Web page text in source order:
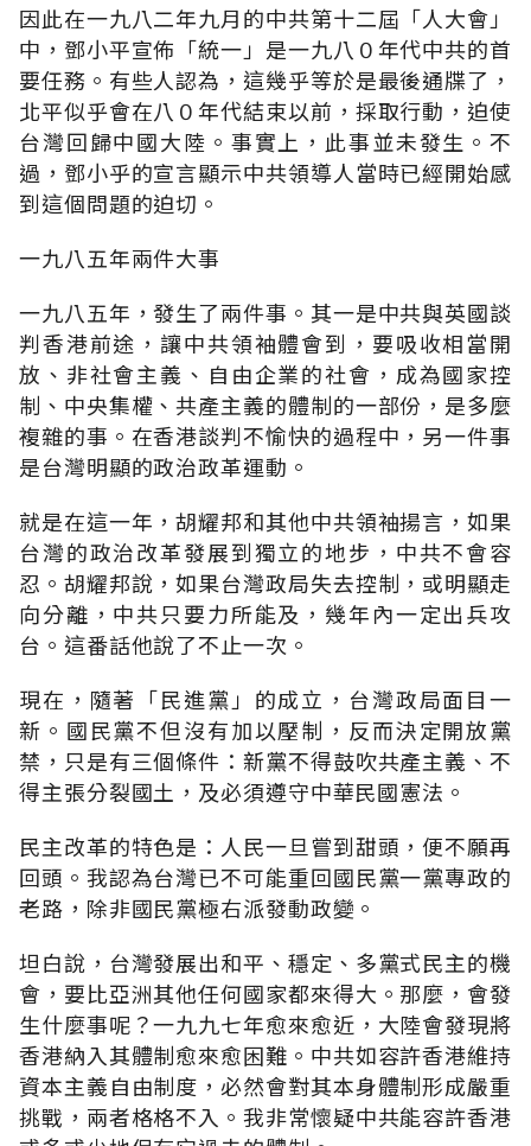
因此在一九八二年九月的中共第十二屆「人大會」
中，鄧小平宣佈「統一」是一九八０年代中共的首
要任務。有些人認為，這幾乎等於是最後通牒了，
北平似乎會在八０年代結束以前，採取行動，迫使
台灣回歸中國大陸。事實上，此事並未發生。不
過，鄧小乎的宣言顯示中共領導人當時已經開始感
到這個問題的迫切。
一九八五年兩件大事
一九八五年，發生了兩件事。其一是中共與英國談
判香港前途，讓中共領袖體會到，要吸收相當開
放、非社會主義、自由企業的社會，成為國家控
制、中央集權、共產主義的體制的一部份，是多麼
複雜的事。在香港談判不愉快的過程中，另一件事
是台灣明顯的政治政革運動。
就是在這一年，胡耀邦和其他中共領袖揚言，如果
台灣的政治改革發展到獨立的地步，中共不會容
忍。胡耀邦說，如果台灣政局失去控制，或明顯走
向分離，中共只要力所能及，幾年內一定出兵攻
台。這番話他說了不止一次。
現在，隨著「民進黨」的成立，台灣政局面目一
新。國民黨不但沒有加以壓制，反而決定開放黨
禁，只是有三個條件：新黨不得鼓吹共產主義、不
得主張分裂國土，及必須遵守中華民國憲法。
民主改革的特色是：人民一旦嘗到甜頭，便不願再
回頭。我認為台灣已不可能重回國民黨一黨專政的
老路，除非國民黨極右派發動政變。
坦白說，台灣發展出和平、穩定、多黨式民主的機
會，要比亞洲其他任何國家都來得大。那麼，會發
生什麼事呢？一九九七年愈來愈近，大陸會發現將
香港納入其體制愈來愈困難。中共如容許香港維持
資本主義自由制度，必然會對其本身體制形成嚴重
挑戰，兩者格格不入。我非常懷疑中共能容許香港